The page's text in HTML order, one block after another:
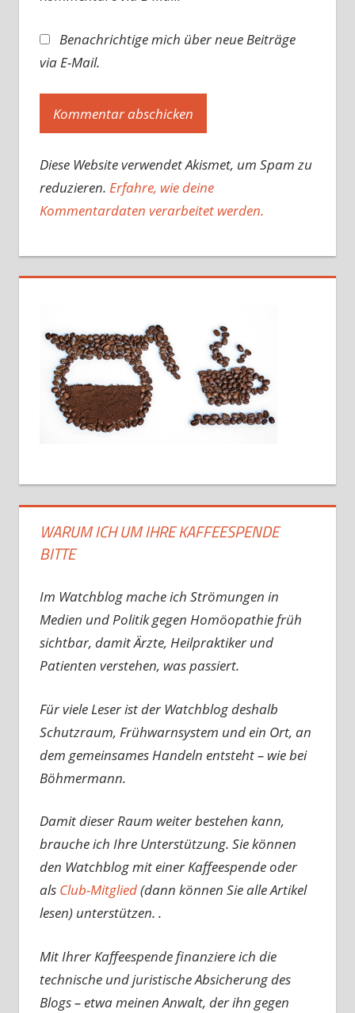
Benachrichtige mich über neue Beiträge
via E-Mail.
Diese Website verwendet Akismet, um Spam zu
reduzieren. Erfahre, wie deine
Kommentardaten verarbeitet werden.
WARUM ICH UM IHRE KAFFEESPENDE
BITTE
Im Watchblog mache ich Strömungen in
Medien und Politik gegen Homöopathie früh
sichtbar, damit Ärzte, Heilpraktiker und
Patienten verstehen, was passiert.
Für viele Leser ist der Watchblog deshalb
Schutzraum, Frühwarnsystem und ein Ort, an
dem gemeinsames Handeln entsteht – wie bei
Böhmermann.
Damit dieser Raum weiter bestehen kann,
brauche ich Ihre Unterstützung. Sie können
den Watchblog mit einer Kaffeespende oder
als Club-Mitglied(dann können Sie alle Artikel
lesen) unterstützen. .
Mit Ihrer Kaffeespende finanziere ich die
technische und juristische Absicherung des
Blogs – etwa meinen Anwalt, der ihn gegen